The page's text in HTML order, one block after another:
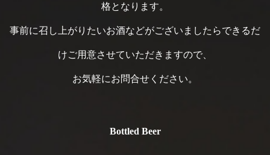
格となります。
事前に召し上がりたいお酒などがございましたらできるだ
けご用意させていただきますので、
お気軽にお問合せください。
Bottled Beer